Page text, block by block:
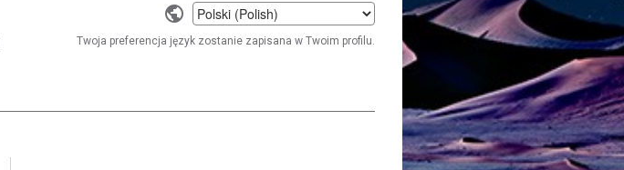
Select
a
language
Twoja preferencja język zostanie zapisana w Twoim profilu.